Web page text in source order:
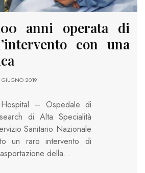
anni operata di
con una
2019
– Ospedale di
di Alta Specialità
Sanitario Nazionale
un raro intervento di
della…